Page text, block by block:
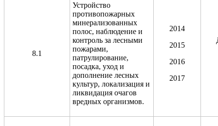
8.1
Устройство
противопожарных
минерализованных
полос, наблюдение и
контроль за лесными
пожарами,
патрулирование,
посадка, уход и
дополнение лесных
культур, локализация и
ликвидация очагов
вредных организмов.
2014
2015
2016
2017